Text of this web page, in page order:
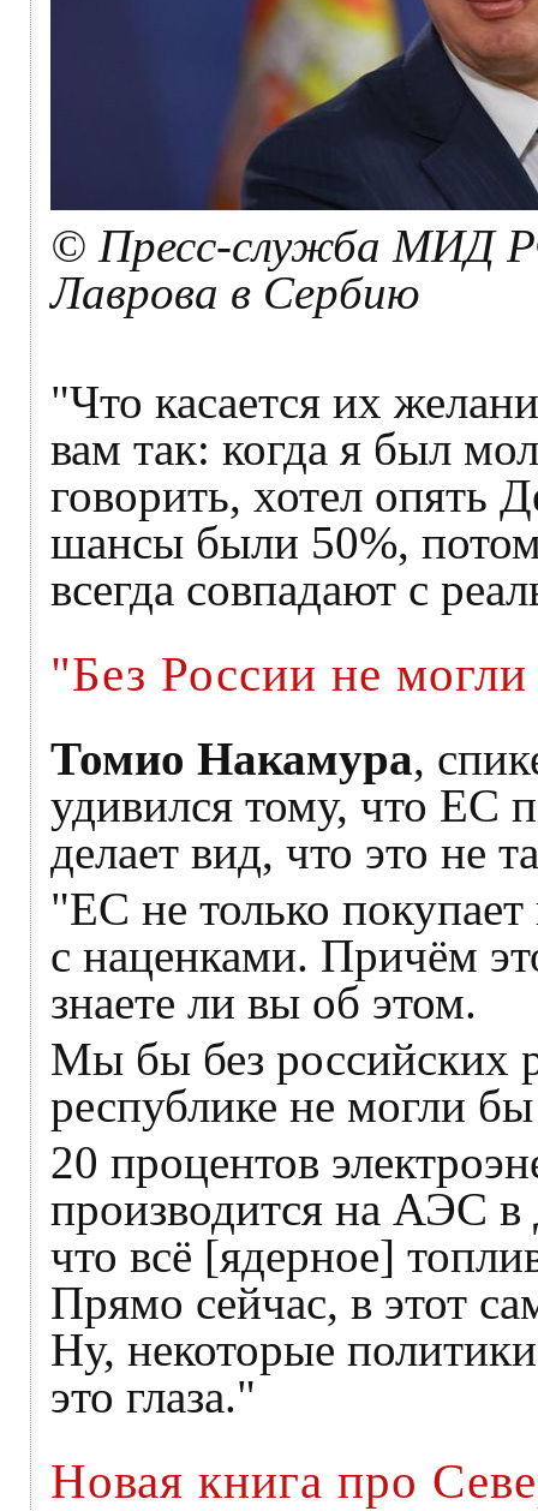
© Пресс-служба МИД
Лаврова в Сербию
"Что касается их
вам так: когда я был
говорить, хотел опять
шансы были 50%,
всегда совпадают с
"Без России не
Томио Накамура,
удивился тому, что ЕС
делает вид, что это не
"ЕС не только покупает
с наценками. Причём
знаете ли вы об этом.
Мы бы без российских
республике не могли
20 процентов
производится на АЭС в
что всё [ядерное]
Прямо сейчас, в этот
Ну, некоторые
это глаза."
Новая книга про